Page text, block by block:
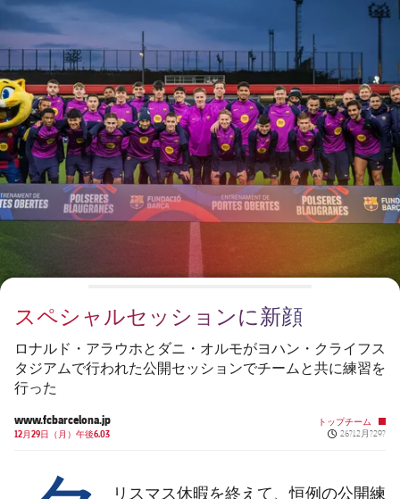
plusicon
label.aria.plus
バルサアカデミー
plusicon
label.aria.plus
10年毎
会長
レジェンド
plusicon
label.aria.plus
プレスパス
女子サッカー
plusicon
label.aria.plus
スケジュール
チケット
結果
順位表
バルサAtlètic
plusicon
label.aria.plus
スケジュール
チケット
結果
PLUSICON
LABEL.ARIA.PLUS
トップチーム
plusicon
label.aria.plus
チケット
結果
順位表
トップチーム
スケジュール
チケット
結果
PLUSICON
LABEL.ARIA.PLUS
トップチーム
スケジュール
PLUSICON
LABEL.ARIA.PLUS
スペシャルセッションに新顔
ロナルド・アラウホとダニ・オルモがヨハン・クライフス
タジアムで行われた公開セッションでチームと共に練習を
行った
www.fcbarcelona.jp
12月29日（月）午後6.03
トップチーム
Published news
26?12月?29?
リスマス休暇を終えて、恒例の公開練